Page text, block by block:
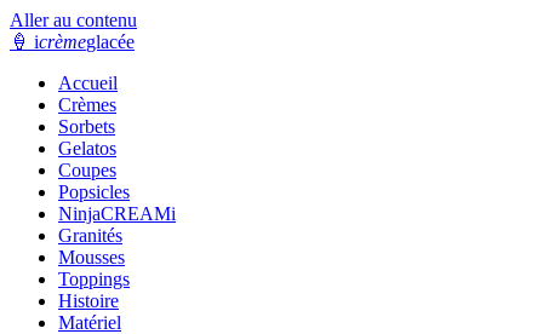
Aller au contenu
🍦 icrèmeglacée
Accueil
Crèmes
Sorbets
Gelatos
Coupes
Popsicles
NinjaCREAMi
Granités
Mousses
Toppings
Histoire
Matériel